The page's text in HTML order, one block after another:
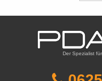
Der Spezialist